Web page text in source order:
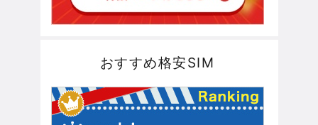
おすすめ格安SIM